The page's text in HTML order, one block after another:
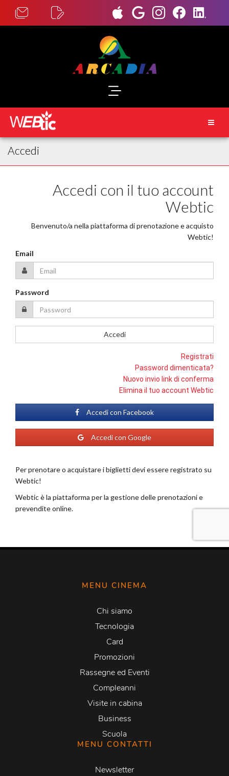
MENU CINEMA
Chi siamo
Tecnologia
Card
Promozioni
Rassegne ed Eventi
Compleanni
Visite in cabina
Business
Scuola
MENU CONTATTI
Newsletter